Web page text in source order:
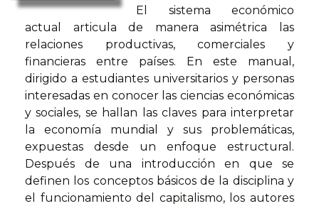
El sistema económico
actual articula de manera asimétrica las
relaciones productivas, comerciales y
financieras entre países. En este manual,
dirigido a estudiantes universitarios y personas
interesadas en conocer las ciencias económicas
y sociales, se hallan las claves para interpretar
la economía mundial y sus problemáticas,
expuestas desde un enfoque estructural.
Después de una introducción en que se
definen los conceptos básicos de la disciplina y
el funcionamiento del capitalismo, los autores